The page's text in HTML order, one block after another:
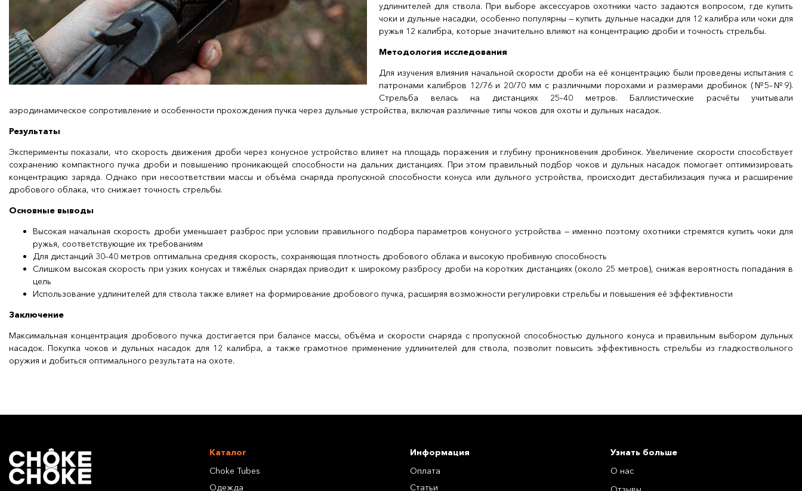
удлинителей для ствола. При выборе аксессуаров охотники часто задаются вопросом, где купить
чоки и дульные насадки, особенно популярны — купить дульные насадки для 12 калибра или чоки для
ружья 12 калибра, которые значительно влияют на концентрацию дроби и точность стрельбы.
Методология исследования
Для изучения влияния начальной скорости дроби на её концентрацию были проведены испытания с
патронами калибров 12/76 и 20/70 мм с различными порохами и размерами дробинок (№5–№9).
Стрельба велась на дистанциях 25–40 метров. Баллистические расчёты учитывали
аэродинамическое сопротивление и особенности прохождения пучка через дульные устройства, включая различные типы чоков для охоты и дульных насадок.
Результаты
Эксперименты показали, что скорость движения дроби через конусное устройство влияет на площадь поражения и глубину проникновения дробинок. Увеличение скорости способствует
сохранению компактного пучка дроби и повышению проникающей способности на дальних дистанциях. При этом правильный подбор чоков и дульных насадок помогает оптимизировать
концентрацию заряда. Однако при несоответствии массы и объёма снаряда пропускной способности конуса или дульного устройства, происходит дестабилизация пучка и расширение
дробового облака, что снижает точность стрельбы.
Основные выводы
Высокая начальная скорость дроби уменьшает разброс при условии правильного подбора параметров конусного устройства — именно поэтому охотники стремятся купить чоки для
ружья, соответствующие их требованиям
Для дистанций 30–40 метров оптимальна средняя скорость, сохраняющая плотность дробового облака и высокую пробивную способность
Слишком высокая скорость при узких конусах и тяжёлых снарядах приводит к широкому разбросу дроби на коротких дистанциях (около 25 метров), снижая вероятность попадания в
цель
Использование удлинителей для ствола также влияет на формирование дробового пучка, расширяя возможности регулировки стрельбы и повышения её эффективности
Заключение
Максимальная концентрация дробового пучка достигается при балансе массы, объёма и скорости снаряда с пропускной способностью дульного конуса и правильным выбором дульных
насадок. Покупка чоков и дульных насадок для 12 калибра, а также грамотное применение удлинителей для ствола, позволит повысить эффективность стрельбы из гладкоствольного
оружия и добиться оптимального результата на охоте.
Каталог
Choke Tubes
Одежда
Информация
Оплата
Статьи
Узнать больше
О нас